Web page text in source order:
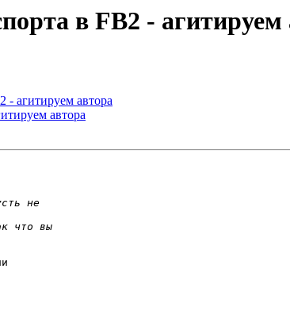
в FB2 - агитируем
- агитируем автора
автора